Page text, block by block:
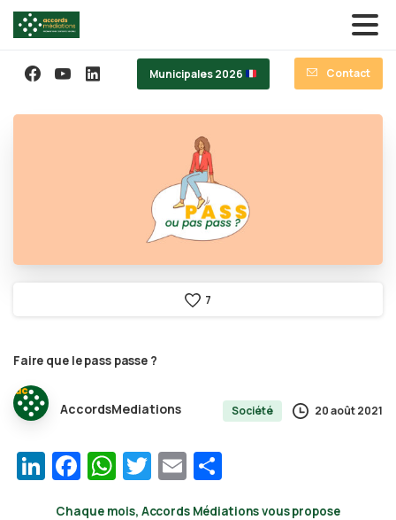
Municipales 2026 Contact
7
Faire que lepass passe ?
AccordsMediations Société 20 août 2021
LinkedIn
Facebook
WhatsApp
Twitter
Email
Chaque mois, Accords Médiations vous propose